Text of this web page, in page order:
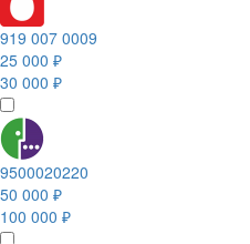
919 007 0009
25 000 ₽
30 000 ₽
9500020220
50 000 ₽
100 000 ₽